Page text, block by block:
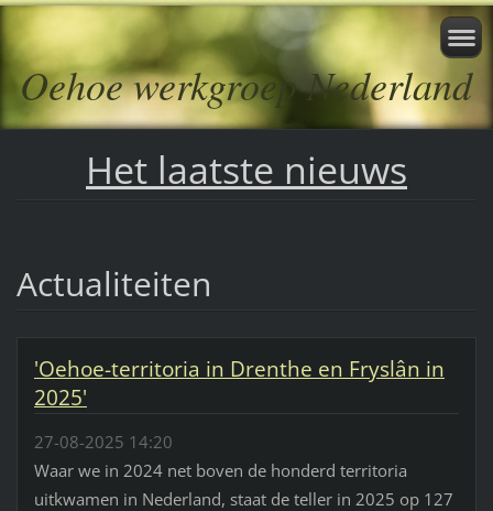
Oehoe werkgroep Nederland
Het laatste nieuws
Actualiteiten
'Oehoe-territoria in Drenthe en Fryslân in
2025'
27-08-2025 14:20
Waar we in 2024 net boven de honderd territoria
uitkwamen in Nederland, staat de teller in 2025 op 127